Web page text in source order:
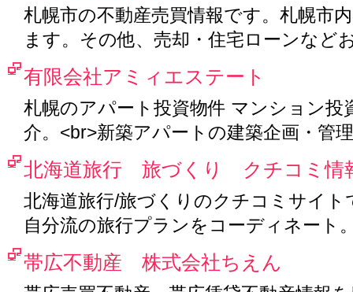
札幌市の不動産売買情報です。札幌市
ます。その他、売却・住宅ローンなど
有限会社アミィエステート
札幌のアパート投資物件 マンション投
介。<br>新築アパートの建築企画・管
北海道旅行 旅づくり クチコミ情
北海道旅行/旅づくりのクチコミサイ
自分流の旅行プランをコーディネート
帯広不動産 株式会社ちえん